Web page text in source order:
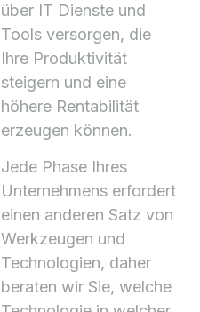
über IT Dienste und
Tools versorgen, die
Ihre Produktivität
steigern und eine
höhere Rentabilität
erzeugen können.
Jede Phase Ihres
Unternehmens erfordert
einen anderen Satz von
Werkzeugen und
Technologien, daher
beraten wir Sie, welche